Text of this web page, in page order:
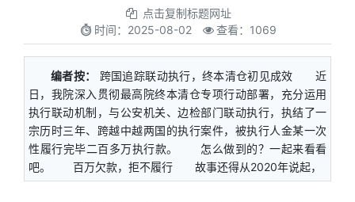
点击复制标题网址
时间： 2025-08-02 查看：1069
编者按：
跨国追踪联动执行，终本清仓初见成效 近
日，我院深入贯彻最高院终本清仓专项行动部署，充分运用
执行联动机制，与公安机关、边检部门联动执行，执结了一
宗历时三年、跨越中越两国的执行案件，被执行人金某一次
性履行完毕二百多万执行款。 怎么做到的？一起来看看
吧。 百万欠款，拒不履行 故事还得从2020年说起，